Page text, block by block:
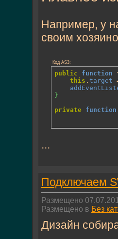
Например, у
своим
Код AS3:
public function
this . target
}
private function
...
Подключаем
Размещено
Размещено в Без
Дизайн